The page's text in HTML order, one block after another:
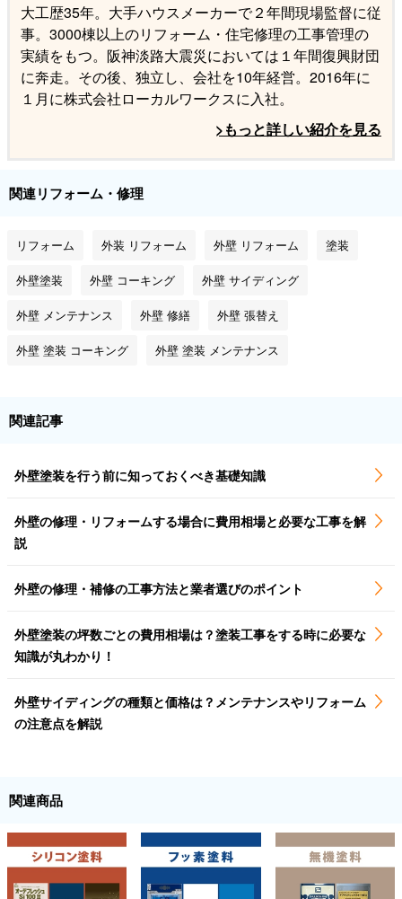
大工歴35年。大手ハウスメーカーで２年間現場監督に従
事。3000棟以上のリフォーム・住宅修理の工事管理の
実績をもつ。阪神淡路大震災においては１年間復興財団
に奔走。その後、独立し、会社を10年経営。2016年に
１月に株式会社ローカルワークスに入社。
>もっと詳しい紹介を見る
関連リフォーム・修理
リフォーム 外装 リフォーム 外壁 リフォーム 塗装
外壁塗装 外壁 コーキング 外壁 サイディング
外壁 メンテナンス 外壁 修繕 外壁 張替え
外壁 塗装 コーキング 外壁 塗装 メンテナンス
関連記事
外壁塗装を行う前に知っておくべき基礎知識
外壁の修理・リフォームする場合に費用相場と必要な工事を解
説
外壁の修理・補修の工事方法と業者選びのポイント
外壁塗装の坪数ごとの費用相場は？塗装工事をする時に必要な
知識が丸わかり！
外壁サイディングの種類と価格は？メンテナンスやリフォーム
の注意点を解説
関連商品